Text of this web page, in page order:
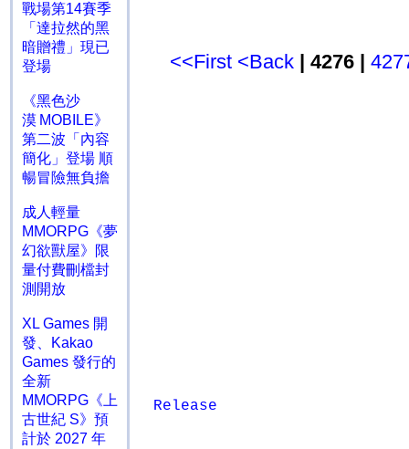
戰場第14賽季
「達拉然的黑
暗贈禮」現已
登場
《黑色沙
漠 MOBILE》
第二波「內容
簡化」登場 順
暢冒險無負擔
成人輕量
MMORPG《夢
幻欲獸屋》限
量付費刪檔封
測開放
XL Games 開
發、Kakao
Games 發行的
全新
MMORPG《上
古世紀 S》預
計於 2027 年
<<First <Back | 4276 |
Release